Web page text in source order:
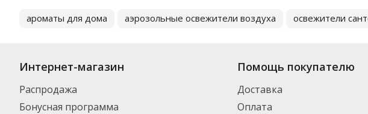
ароматы для дома аэрозольные освежители воздуха освежители
Интернет-магазин
Распродажа
Бонусная программа
Помощь покупателю
Доставка
Оплата